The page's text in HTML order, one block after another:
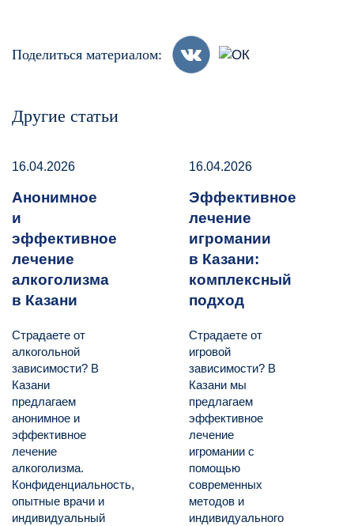
Поделиться материалом:
Другие статьи
16.04.2026
Анонимное
и
эффективное
лечение
алкоголизма
в Казани
Страдаете от
алкогольной
зависимости? В
Казани
предлагаем
анонимное и
эффективное
лечение
алкоголизма.
Конфиденциальность,
опытные врачи и
индивидуальный
16.04.2026
Эффективное
лечение
игромании
в Казани:
комплексный
подход
Страдаете от
игровой
зависимости? В
Казани мы
предлагаем
эффективное
лечение
игромании с
помощью
современных
методов и
индивидуального